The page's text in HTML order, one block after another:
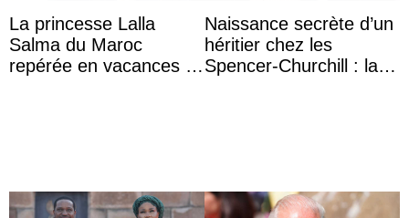
La princesse Lalla
Salma du Maroc
repérée en vacances à
Naissance secrète d’un
héritier chez les
Spencer-Churchill : la